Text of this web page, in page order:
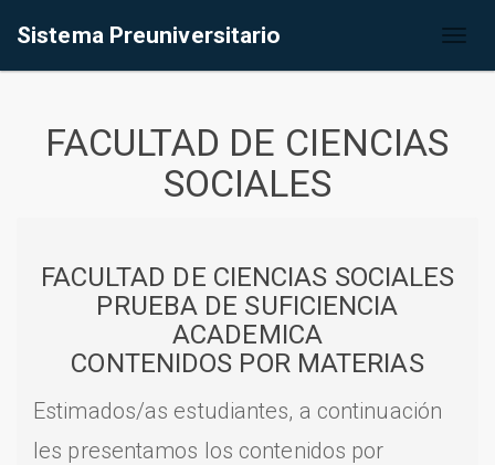
Sistema Preuniversitario
FACULTAD DE CIENCIAS
SOCIALES
FACULTAD DE CIENCIAS SOCIALES
PRUEBA DE SUFICIENCIA
ACADEMICA
CONTENIDOS POR MATERIAS
Estimados/as estudiantes, a continuación
les presentamos los contenidos por